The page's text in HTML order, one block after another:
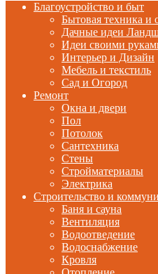
Благоустройство и быт
Бытовая техника и
Дачные идеи
Идеи своими
Интерьер и Дизайн
Мебель и текстиль
Сад и Огород
Ремонт
Окна и двери
Пол
Потолок
Сантехника
Стены
Стройматериалы
Электрика
Строительство и
Баня и сауна
Вентиляция
Водоотведение
Водоснабжение
Кровля